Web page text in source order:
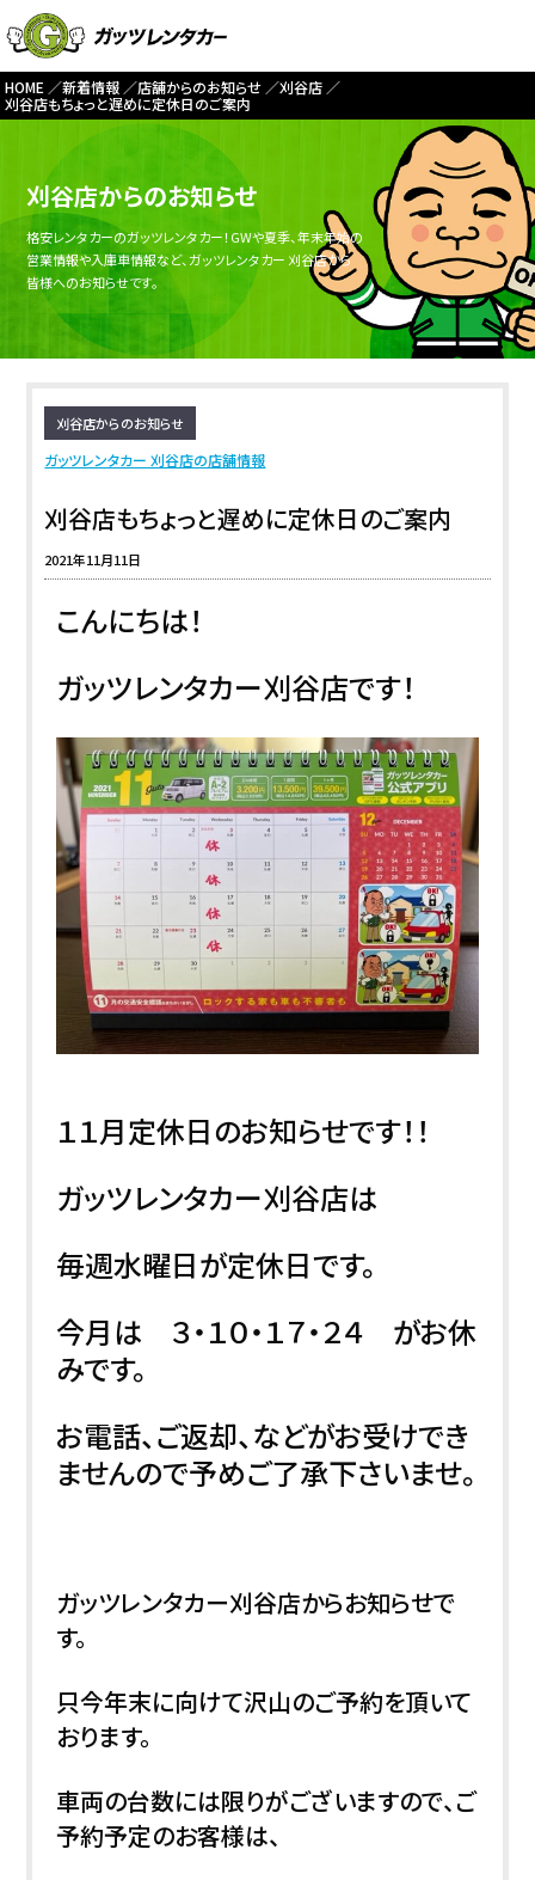
HOME 新着情報 店舗からのお知らせ
刈谷店
刈谷店もちょっと遅めに定休日のご案内
刈谷店からのお知らせ
格安レンタカーのガッツレンタカー！GWや夏季、年末年始の
営業情報や入庫車情報など、ガッツレンタカー 刈谷店から
皆様へのお知らせです。
刈谷店からのお知らせ
ガッツレンタカー 刈谷店の店舗情報
刈谷店もちょっと遅めに定休日のご案内
2021年11月11日
こんにちは！
ガッツレンタカー刈谷店です！
１１月定休日のお知らせです！！
ガッツレンタカー刈谷店は
毎週水曜日が定休日です。
今月は ３・１０・１７・２４ がお休
みです。
お電話、ご返却、などがお受けでき
ませんので予めご了承下さいませ。
ガッツレンタカー刈谷店からお知らせで
す。
只今年末に向けて沢山のご予約を頂いて
おります。
車両の台数には限りがございますので、ご
予約予定のお客様は、